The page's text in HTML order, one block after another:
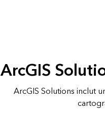
ArcGIS
ArcGIS Solutions inclut